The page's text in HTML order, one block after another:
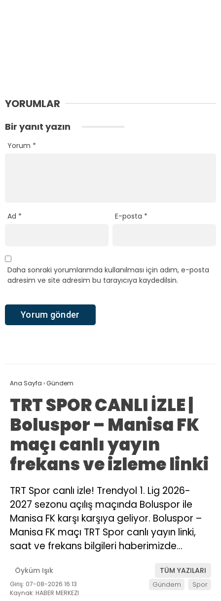
YORUMLAR
Bir yanıt yazın
Yorum *
Ad * E-posta *
Daha sonraki yorumlarımda kullanılması için adım, e-posta
adresim ve site adresim bu tarayıcıya kaydedilsin.
Ana Sayfa ›Gündem
TRT SPOR CANLI İZLE |
Boluspor – Manisa FK
maçı canlı yayın
frekans ve izleme linki
TRT Spor canlı izle! Trendyol 1. Lig 2026-
2027 sezonu açılış maçında Boluspor ile
Manisa FK karşı karşıya geliyor. Boluspor –
Manisa FK maçı TRT Spor canlı yayın linki,
saat ve frekans bilgileri haberimizde…
Öyküm Işık TÜM YAZILARI
Giriş: 07-08-2026 16:13
Kaynak: HABER MERKEZI
Gündem Spor